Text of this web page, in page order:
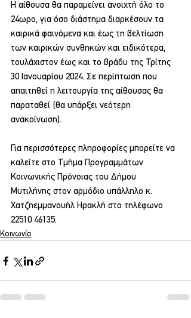
Η αίθουσα θα παραμείνει ανοιχτή όλο το
24ωρο, για όσο διάστημα διαρκέσουν τα
καιρικά φαινόμενα και έως τη βελτίωση
των καιρικών συνθηκών και ειδικότερα,
τουλάχιστον έως και το βράδυ της Τρίτης
30 Ιανουαρίου 2024. Σε περίπτωση που
απαιτηθεί η λειτουργία της αίθουσας θα
παραταθεί (θα υπάρξει νεότερη
ανακοίνωση).
Για περισσότερες πληροφορίες μπορείτε να
καλείτε στο Τμήμα Προγραμμάτων
Κοινωνικής Πρόνοιας του Δήμου
Μυτιλήνης στον αρμόδιο υπάλληλο κ.
Χατζηεμμανουήλ Ηρακλή στο τηλέφωνο
22510 46135.
Κοινωνία